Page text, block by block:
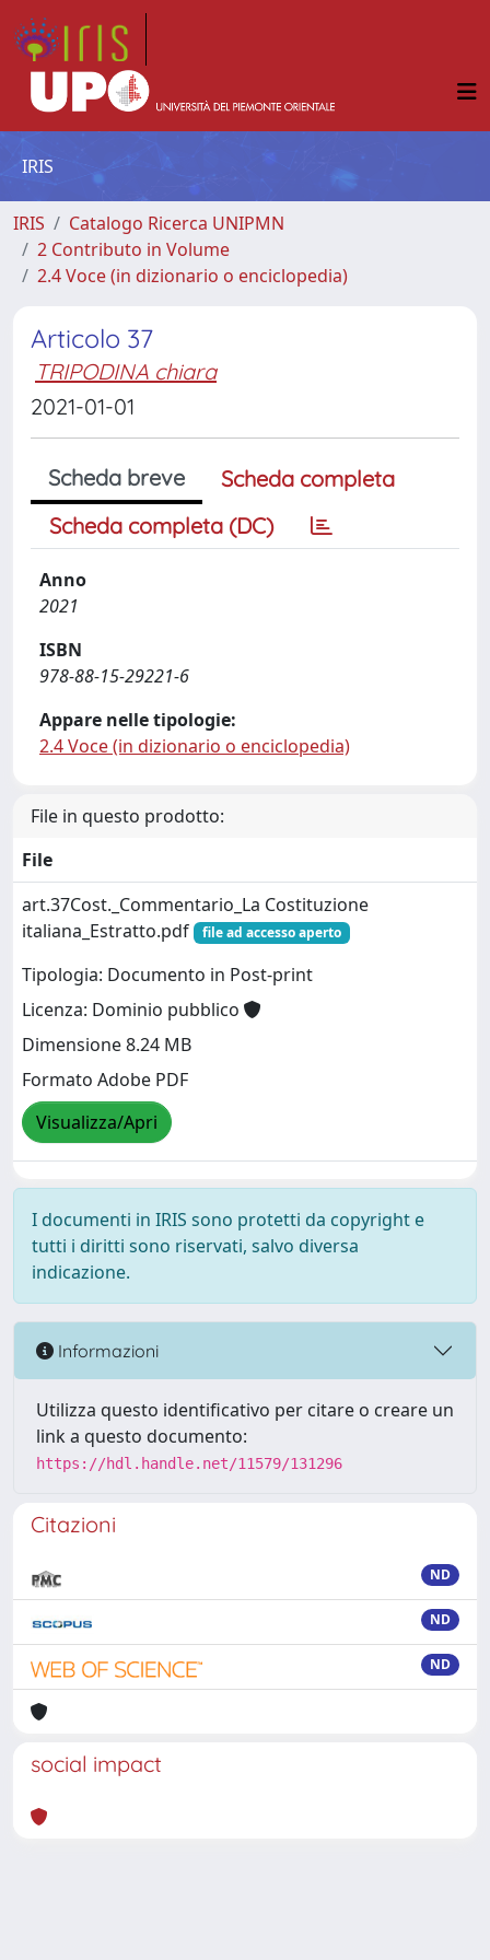
IRIS
IRIS
Catalogo Ricerca UNIPMN
2 Contributo in Volume
2.4 Voce (in dizionario o enciclopedia)
Articolo 37
TRIPODINA chiara
2021-01-01
Scheda breve
Scheda completa
Scheda completa (DC)
Anno
2021
ISBN
978-88-15-29221-6
Appare nelle tipologie:
2.4 Voce (in dizionario o enciclopedia)
File in questo prodotto:
File
art.37Cost._Commentario_La Costituzione
italiana_Estratto.pdf
file ad accesso aperto
Tipologia: Documento in Post-print
Licenza: Dominio pubblico
Dimensione 8.24 MB
Formato Adobe PDF
Visualizza/Apri
I documenti in IRIS sono protetti da copyright e
tutti i diritti sono riservati, salvo diversa
indicazione.
Informazioni
Utilizza questo identificativo per citare o creare un
link a questo documento:
https://hdl.handle.net/11579/131296
Citazioni
ND
ND
ND
social impact